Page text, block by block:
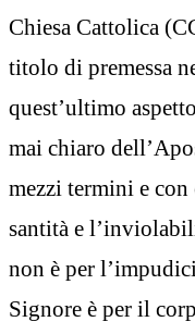
Chiesa Cattolica
titolo di premessa
quest’ultimo
mai chiaro
mezzi termini e con
santità e
non è per
Signore è per il